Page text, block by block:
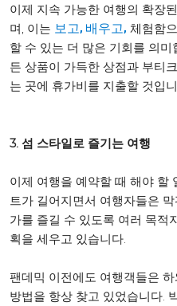
이제 지속 가능한 여행의 확장
며, 이는 보고, 배우고, 체험함
할 수 있는 더 많은 기회를 의
든 상품이 가득한 상점과 부티
는 곳에 휴가비를 지출할 것입
3. 섬 스타일로 즐기는 여행
이제 여행을 예약할 때 해야 할
트가 길어지면서 여행자들은
가를 즐길 수 있도록 여러 목적
획을 세우고 있습니다.
팬데믹 이전에도 여행객들은
방법을 항상 찾고 있었습니다.